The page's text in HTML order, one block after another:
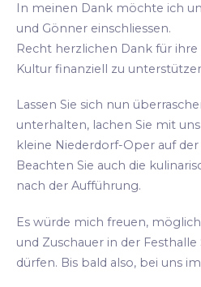
In meinen Dank möchte ich
und Gönner einschliessen.
Recht herzlichen Dank für
Kultur finanziell zu
Lassen Sie sich nun
unterhalten, lachen Sie mit
kleine Niederdorf-Oper auf
Beachten Sie auch die
nach der Aufführung.
Es würde mich freuen,
und Zuschauer in der
dürfen. Bis bald also, bei uns